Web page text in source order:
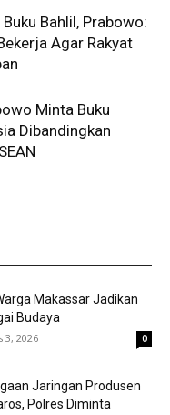
Bahlil, Prabowo:
Agar Rakyat
Minta Buku
Dibandingkan
Makassar Jadikan
Budaya
3, 2026 0
Jaringan Produsen
Polres Diminta